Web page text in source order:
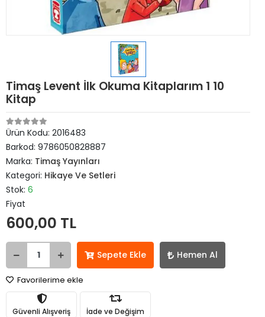
Timaş Levent İlk Okuma Kitaplarım 1 10
Kitap
Ürün Kodu: 2016483
Barkod: 9786050828887
Marka: Timaş Yayınları
Kategori: Hikaye Ve Setleri
Stok: 6
Fiyat
600,00 TL
Sepete Ekle Hemen Al
Favorilerime ekle
Güvenli Alışveriş İade ve Değişim